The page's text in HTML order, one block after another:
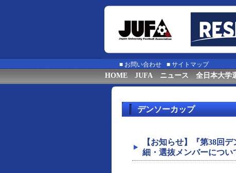
■ お問い合わせ ■ サイトマップ
HOME JUFA ニュース 全日本大学
デンソーカップ
【お知らせ】『第38回
細・選抜メンバーについ